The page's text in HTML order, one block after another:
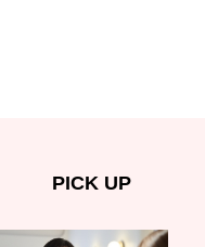
PICK UP